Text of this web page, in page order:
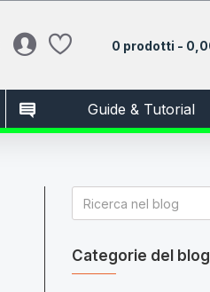
0 prodotti -
Guide & Tutorial
Categorie del blog